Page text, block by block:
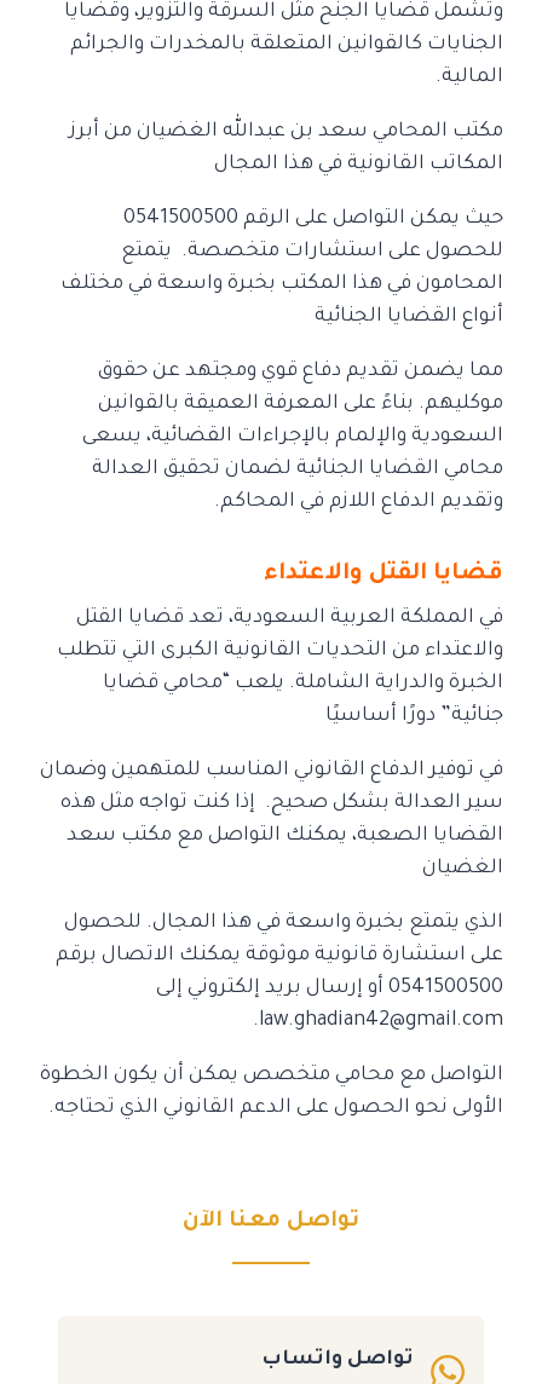
وتشمل قضايا الجنح مثل السرقة والتزوير، وقضايا
الجنايات كالقوانين المتعلقة بالمخدرات والجرائم
المالية.
مكتب المحامي سعد بن عبدالله الغضيان من أبرز
المكاتب القانونية في هذا المجال
للحصول على استشارات متخصصة.
يتمتع
المحامون في هذا المكتب بخبرة واسعة في مختلف
أنواع القضايا الجنائية
مما يضمن تقديم دفاع قوي ومجتهد عن حقوق
موكليهم. بناءً على المعرفة العميقة بالقوانين
السعودية والإلمام بالإجراءات القضائية، يسعى
محامي القضايا الجنائية لضمان تحقيق العدالة
وتقديم الدفاع اللازم في المحاكم.
قضايا القتل والاعتداء
في المملكة العربية السعودية، تعد قضايا القتل
والاعتداء من التحديات القانونية الكبرى التي تتطلب
الخبرة والدراية الشاملة. يلعب “محامي قضايا
جنائية” دورًا أساسيًا
في توفير الدفاع القانوني المناسب للمتهمين وضمان
سير العدالة بشكل صحيح. إذا كنت تواجه مثل هذه
القضايا الصعبة، يمكنك التواصل مع مكتب سعد
الغضيان
الذي يتمتع بخبرة واسعة في هذا المجال. للحصول
على استشارة قانونية موثوقة يمكنك الاتصال برقم
0541500500 أو إرسال بريد إلكتروني إلى
law.ghadian42@gmail.com.
التواصل مع محامي متخصص يمكن أن يكون الخطوة
الأولى نحو الحصول على الدعم القانوني الذي تحتاجه.
تواصل معنا الآن
تواصل واتساب